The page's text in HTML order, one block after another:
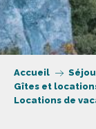
Accueil
Gîtes et
Locations de